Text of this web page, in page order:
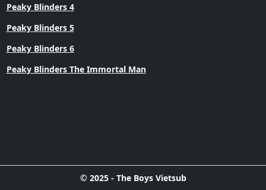
Peaky Blinders 4
Peaky Blinders 5
Peaky Blinders 6
Peaky Blinders The Immortal Man
© 2025 - The Boys Vietsub